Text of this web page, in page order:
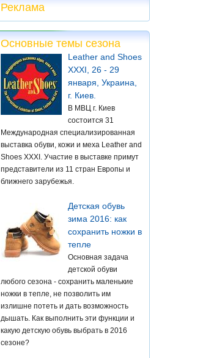
Реклама
Основные темы сезона
Leather and Shoes
XXXI, 26 - 29
января, Украина,
г. Киев.
В МВЦ г. Киев
состоится 31
Международная специализированная
выставка обуви, кожи и меха Leather and
Shoes XXXI. Участие в выставке примут
представители из 11 стран Европы и
ближнего зарубежья.
Детская обувь
зима 2016: как
сохранить ножки в
тепле
Основная задача
детской обуви
любого сезона - сохранить маленькие
ножки в тепле, не позволить им
излишне потеть и дать возможность
дышать. Как выполнить эти функции и
какую детскую обувь выбрать в 2016
сезоне?